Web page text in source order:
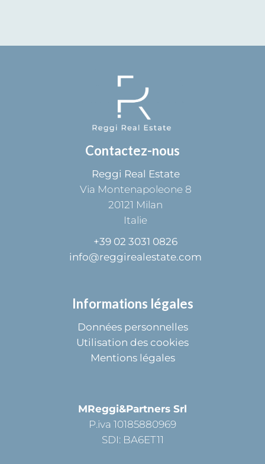
Contactez-nous
Reggi Real Estate
Via Montenapoleone 8
20121 Milan
Italie
+39 02 3031 0826
info@reggirealestate.com
Informations légales
Données personnelles
Utilisation des cookies
Mentions légales
MReggi&Partners Srl
P.iva 10185880969
SDI: BA6ET11